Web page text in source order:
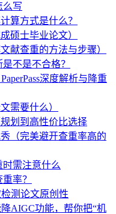
么写
算方式是什么？
硕士毕业论文）
献查重的方法与步骤）
不是不合格？
深度解析与降重
需要什么）
划到高性价比选择
（完美避开查重率高的
需注意什么
率？
测论文原创性
降AIGC功能，帮你把“机